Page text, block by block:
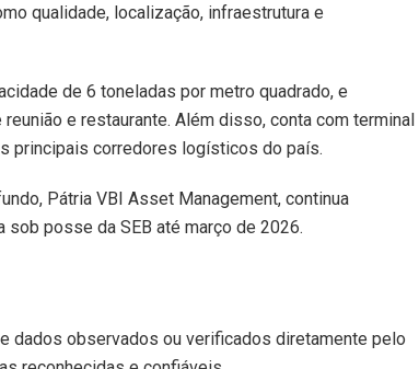
qualidade, localização, infraestrutura e
de 6 toneladas por metro quadrado, e
e restaurante. Além disso, conta com terminal
principais corredores logísticos do país.
Pátria VBI Asset Management, continua
posse da SEB até março de 2026.
dados observados ou verificados diretamente pelo